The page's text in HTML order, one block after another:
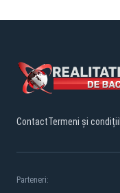
ContactTermeni și condiții
Parteneri: